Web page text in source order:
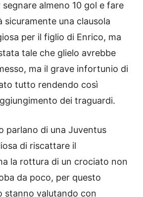
almeno 10 gol e fare
sicuramente una clausola
per il figlio di Enrico, ma
tale che glielo avrebbe
ma il grave infortunio di
tutto rendendo così
dei traguardi.
parlano di una Juventus
di riscattare il
la rottura di un crociato non
da poco, per questo
stanno valutando con